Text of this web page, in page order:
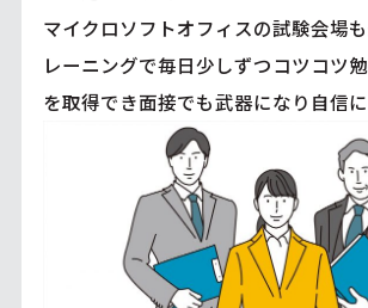
マイクロソフトオフィスの試験会場
レーニングで毎日少しずつコツコツ
を取得でき面接でも武器になり自信に